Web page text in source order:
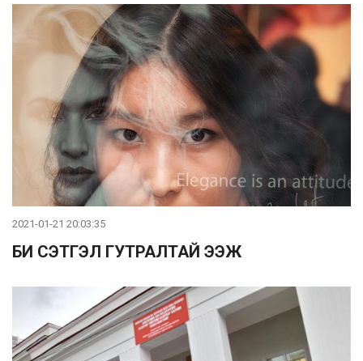
2021-01-21 20:03:35
БИ СЭТГЭЛ ГУТРАЛТАЙ ЭЭЖ